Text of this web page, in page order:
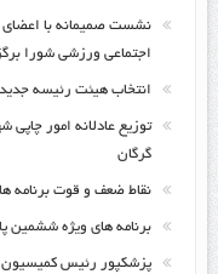
نشست صمیمانه با اعضای
اجتماعی ورزشی شورا
انتخاب هیئت رئیسه
توزیع عادلانه امور چاپی
گرگان
نقاط ضعف و قوت برنامه
برنامه های ویژه ششمین
پزشکپور رئیس کمیسیون